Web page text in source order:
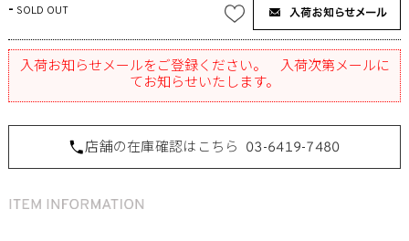
- SOLD OUT
入荷お知らせメールをご登録ください。 入荷次第メールに
てお知らせいたします。
店舗の在庫確認はこちら 03-6419-7480